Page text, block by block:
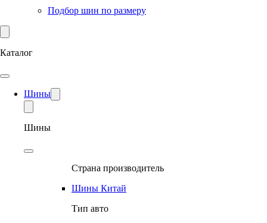
Подбор шин по размеру
Каталог
Шины
Шины
Страна производитель
Шины Китай
Тип авто